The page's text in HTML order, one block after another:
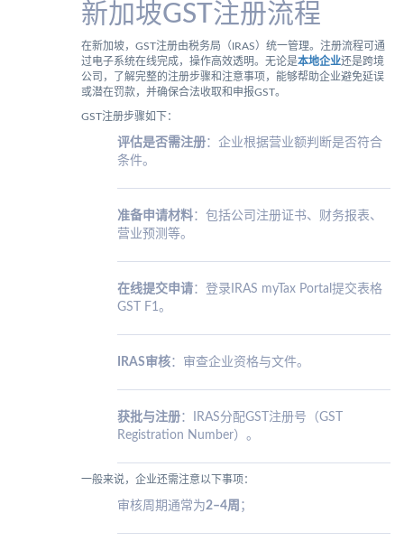
新加坡GST注册流程
在新加坡，GST注册由税务局（IRAS）统一管理。注册流程可通
过电子系统在线完成，操作高效透明。无论是本地企业还是跨境
公司，了解完整的注册步骤和注意事项，能够帮助企业避免延误
或潜在罚款，并确保合法收取和申报GST。
GST注册步骤如下：
评估是否需注册：企业根据营业额判断是否符合
条件。
准备申请材料：包括公司注册证书、财务报表、
营业预测等。
在线提交申请：登录IRAS myTax Portal提交表格
GST F1。
IRAS审核：审查企业资格与文件。
获批与注册：IRAS分配GST注册号（GST
Registration Number）。
一般来说，企业还需注意以下事项：
审核周期通常为2–4周 ；